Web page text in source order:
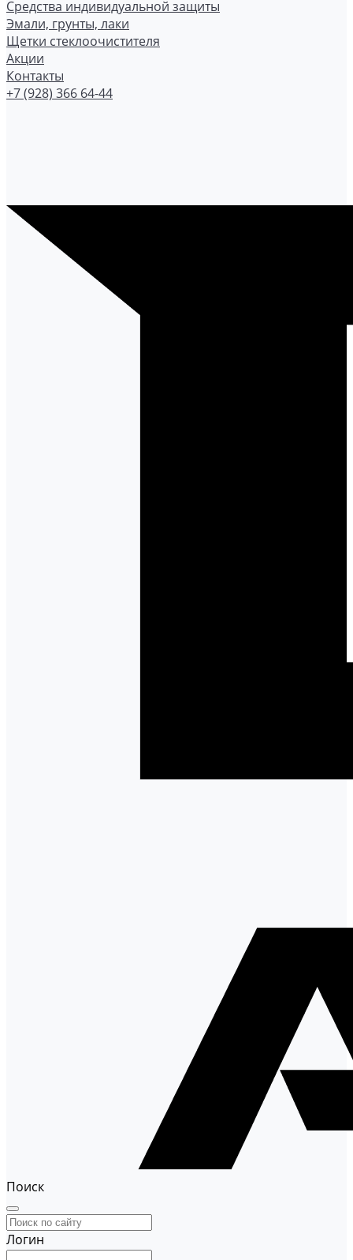
Средства индивидуальной защиты
Эмали, грунты, лаки
Щетки стеклоочистителя
Акции
Контакты
+7 (928) 366 64-44
Поиск
Логин